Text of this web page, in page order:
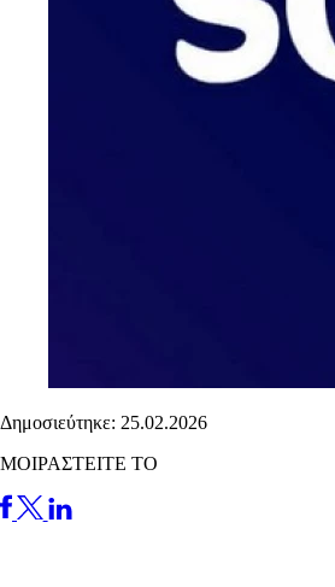
Δημοσιεύτηκε: 25.02.2026
ΜΟΙΡΑΣΤΕΙΤΕ ΤΟ